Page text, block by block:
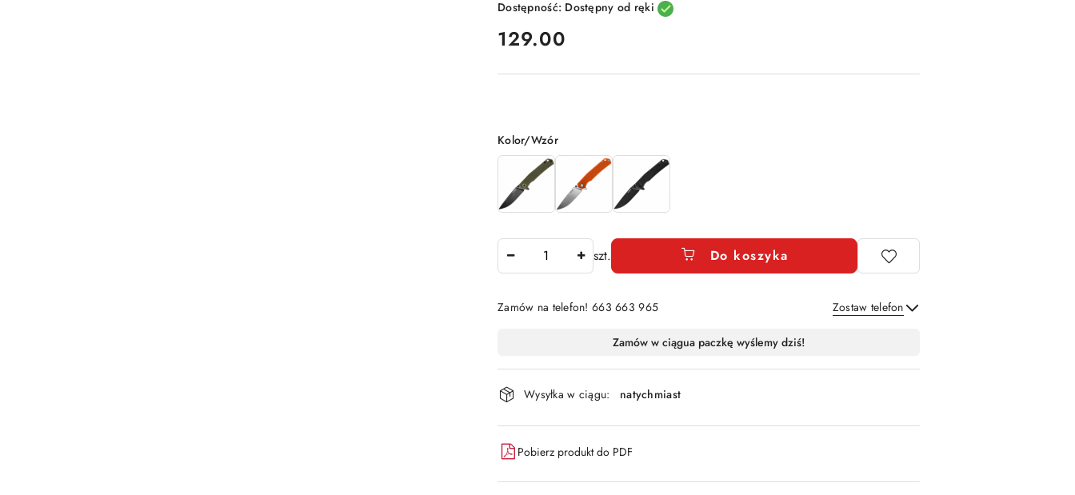
Dostępność: Dostępny od ręki
cena:
129.00
Wariant
Kolor/Wzór
szt. Do koszyka
Zamów na telefon! 663 663 965 Zostaw telefon
i
dostawa
Zamów w ciągua paczkę wyślemy dziś!
Wysyłka w ciągu: natychmiast
Pobierz produkt do PDF